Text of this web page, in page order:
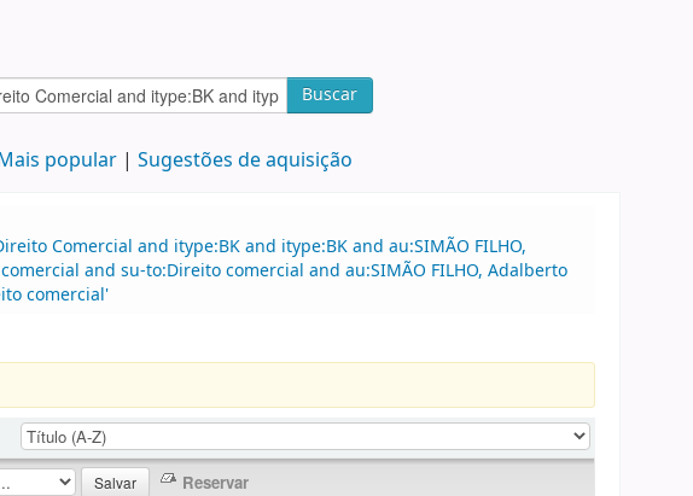
Buscar
popular Sugestões de aquisição
Comercial and itype:BK and itype:BK and au:SIMÃO FILHO,
and su-to:Direito comercial and au:SIMÃO FILHO, Adalberto
comercial'